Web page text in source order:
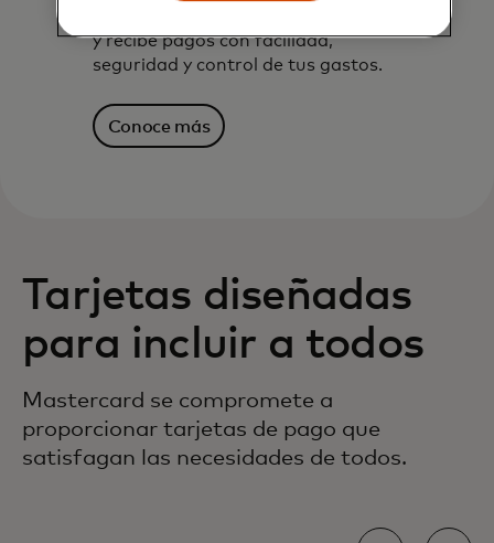
y recibe pagos con facilidad,
seguridad y control de tus gastos.
Conoce más
Tarjetas diseñadas
para incluir a todos
Mastercard se compromete a
proporcionar tarjetas de pago que
satisfagan las necesidades de todos.